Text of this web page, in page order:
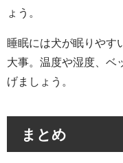
ょう。
睡眠には犬が眠りやす
大事。温度や湿度、ベ
げましょう。
まとめ